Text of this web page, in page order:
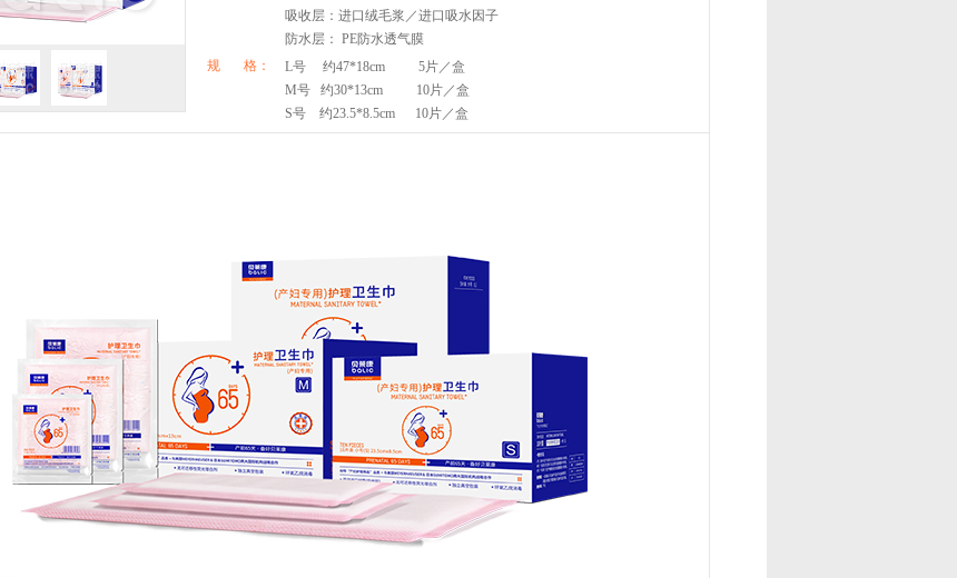
吸收层：进口绒毛浆／进口吸水因子
防水层： PE防水透气膜
规 格：
L号 约47*18cm 5片／盒
M号 约30*13cm 10片／盒
S号 约23.5*8.5cm 10片／盒